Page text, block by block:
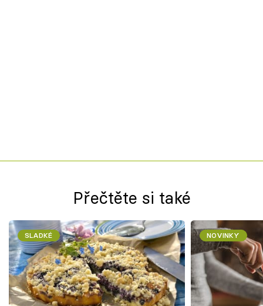
Přečtěte si také
SLADKÉ NOVINKY